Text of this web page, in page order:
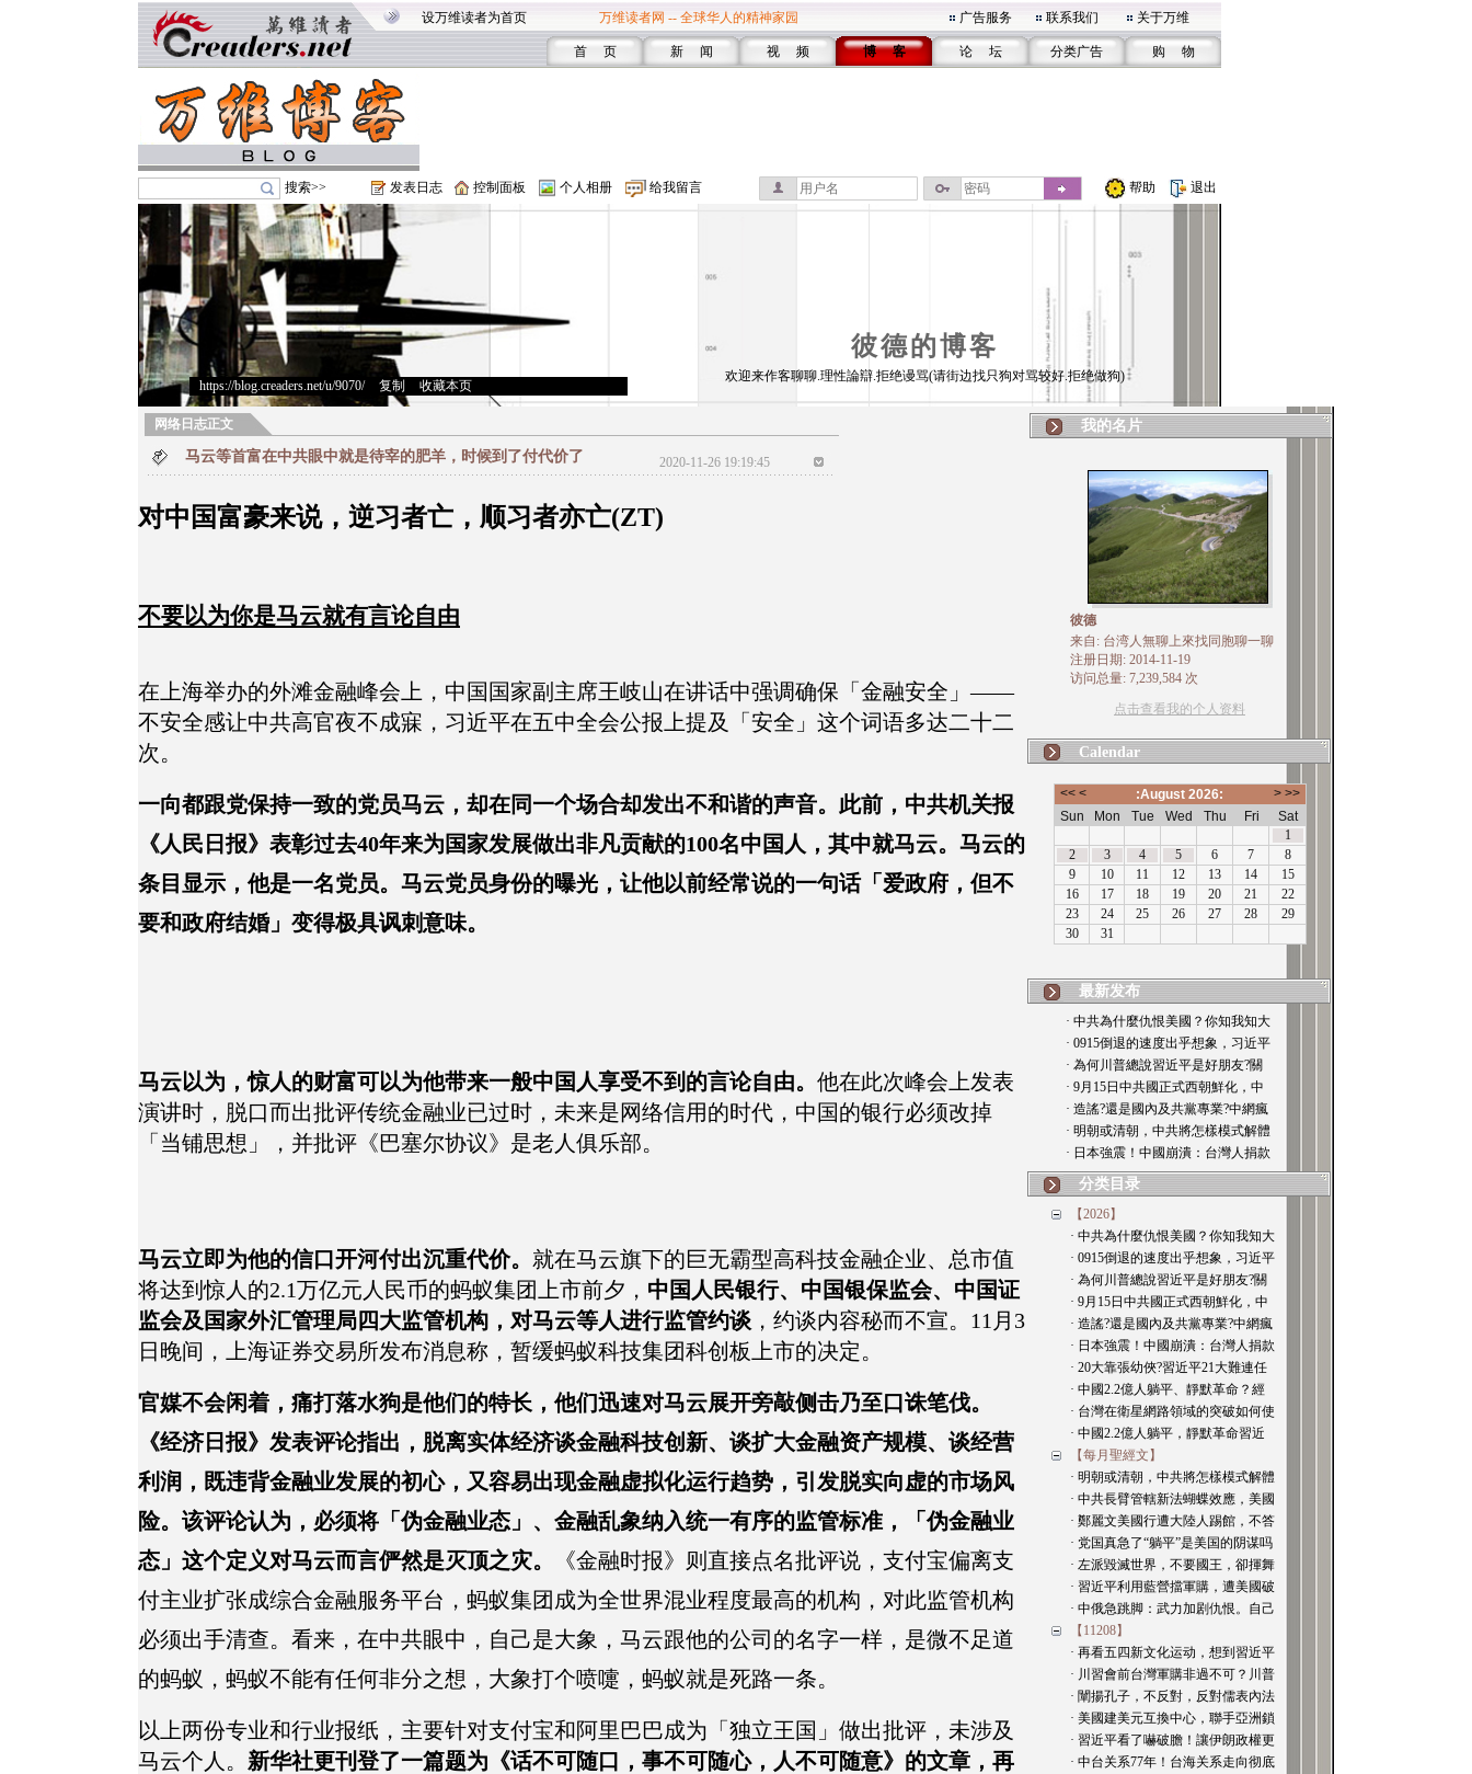
设万维读者为首页 万维读者网 -- 全球华人的精神家园 广告服务 联系我们 关于万维
首 页 新 闻 视 频 博 客 论 坛 分类广告 购 物
搜索>> 发表日志 控制面板 个人相册 给我留言 帮助 退出
彼德的博客
https://blog.creaders.net/u/9070/> 复制 收藏本页
欢迎来作客聊聊.理性論辯.拒绝谩骂(请街边找只狗对骂较好.拒绝做狗)
网络日志正文
马云等首富在中共眼中就是待宰的肥羊，时候到了付代价了 2020-11-26 19:19:45
对中国富豪来说，逆习者亡，顺习者亦亡(ZT)
不要以为你是马云就有言论自由
在上海举办的外滩金融峰会上，中国国家副主席王岐山在讲话中强调确保「金融安全」——
不安全感让中共高官夜不成寐，习近平在五中全会公报上提及「安全」这个词语多达二十二
次。
一向都跟党保持一致的党员马云，却在同一个场合却发出不和谐的声音。此前，中共机关报
《人民日报》表彰过去40年来为国家发展做出非凡贡献的100名中国人，其中就马云。马云的
条目显示，他是一名党员。马云党员身份的曝光，让他以前经常说的一句话「爱政府，但不
要和政府结婚」变得极具讽刺意味。
马云以为，惊人的财富可以为他带来一般中国人享受不到的言论自由。 他在此次峰会上发表
演讲时，脱口而出批评传统金融业已过时，未来是网络信用的时代，中国的银行必须改掉
「当铺思想」，并批评《巴塞尔协议》是老人俱乐部。
马云立即为他的信口开河付出沉重代价。 就在马云旗下的巨无霸型高科技金融企业、总市值
将达到惊人的2.1万亿元人民币的蚂蚁集团上市前夕， 中国人民银行、中国银保监会、中国证
监会及国家外汇管理局四大监管机构，对马云等人进行监管约谈 ，约谈内容秘而不宣。11月3
日晚间，上海证券交易所发布消息称，暂缓蚂蚁科技集团科创板上市的决定。
官媒不会闲着，痛打落水狗是他们的特长，他们迅速对马云展开旁敲侧击乃至口诛笔伐。
《经济日报》发表评论指出，脱离实体经济谈金融科技创新、谈扩大金融资产规模、谈经营
利润，既违背金融业发展的初心，又容易出现金融虚拟化运行趋势，引发脱实向虚的市场风
险。该评论认为，必须将「伪金融业态」、金融乱象纳入统一有序的监管标准，「伪金融业
态」这个定义对马云而言俨然是灭顶之灾。
《金融时报》则直接点名批评说，支付宝偏离支
付主业扩张成综合金融服务平台，蚂蚁集团成为全世界混业程度最高的机构，对此监管机构
必须出手清查。看来，在中共眼中，自己是大象，马云跟他的公司的名字一样，是微不足道
的蚂蚁，蚂蚁不能有任何非分之想，大象打个喷嚏，蚂蚁就是死路一条。
以上两份专业和行业报纸，主要针对支付宝和阿里巴巴成为「独立王国」做出批评，未涉及
马云个人。 新华社更刊登了一篇题为《话不可随口，事不可随心，人不可随意》的文章，再
我的名片
彼德
来自: 台湾人無聊上來找同胞聊一聊
注册日期: 2014-11-19
访问总量: 7,239,584 次
点击查看我的个人资料
Calendar
最新发布
· 中共為什麼仇恨美國？你知我知大
· 0915倒退的速度出乎想象，习近平
· 為何川普總說習近平是好朋友?關
· 9月15日中共國正式西朝鮮化，中
· 造謠?還是國內及共黨專業?中網瘋
· 明朝或清朝，中共將怎樣模式解體
· 日本強震！中國崩潰：台灣人捐款
分类目录
【2026】
· 中共為什麼仇恨美國？你知我知大
· 0915倒退的速度出乎想象，习近平
· 為何川普總說習近平是好朋友?關
· 9月15日中共國正式西朝鮮化，中
· 造謠?還是國內及共黨專業?中網瘋
· 日本強震！中國崩潰：台灣人捐款
· 20大靠張幼俠?習近平21大難連任
· 中國2.2億人躺平、靜默革命？經
· 台灣在衛星網路領域的突破如何使
· 中國2.2億人躺平，靜默革命習近
【每月聖經文】
· 明朝或清朝，中共將怎樣模式解體
· 中共長臂管轄新法蝴蝶效應，美國
· 鄭麗文美國行遭大陸人踢館，不答
· 党国真急了“躺平”是美国的阴谋吗
· 左派毀滅世界，不要國王，卻揮舞
· 習近平利用藍營擋軍購，遭美國破
· 中俄急跳脚：武力加剧仇恨。自己
【11208】
· 再看五四新文化运动，想到習近平
· 川習會前台灣軍購非過不可？川普
· 闡揚孔子，不反對，反對儒表內法
· 美國建美元互換中心，聯手亞洲鎖
· 習近平看了嚇破膽！讓伊朗政權更
· 中台关系77年！台海关系走向彻底